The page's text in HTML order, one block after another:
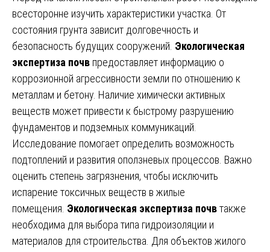
всесторонне изучить характеристики участка. От
состояния грунта зависит долговечность и
безопасность будущих сооружений. Экологическая
экспертиза почв предоставляет информацию о
коррозионной агрессивности земли по отношению к
металлам и бетону. Наличие химически активных
веществ может привести к быстрому разрушению
фундаментов и подземных коммуникаций.
Исследование помогает определить возможность
подтоплений и развития оползневых процессов. Важно
оценить степень загрязнения, чтобы исключить
испарение токсичных веществ в жилые
помещения. Экологическая экспертиза почвтакже
необходима для выбора типа гидроизоляции и
материалов для строительства. Для объектов жилого